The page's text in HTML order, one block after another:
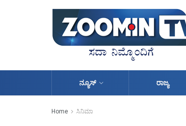
ನ್ಯೂಸ್ ರಾಜ್ಯ
Home ಸಿನಿಮಾ